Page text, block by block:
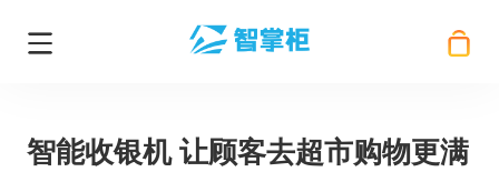
智能收银机 让顾客去超市购物更满